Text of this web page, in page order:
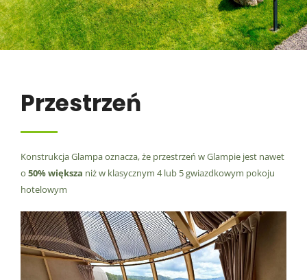
Przestrzeń
Konstrukcja Glampa oznacza, że przestrzeń w Glampie jest nawet
o 50% większa niż w klasycznym 4 lub 5 gwiazdkowym pokoju
hotelowym